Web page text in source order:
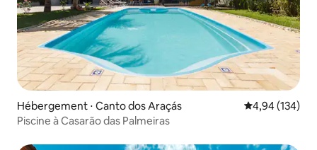
Hébergement ⋅ Canto dos Araçás Évaluation
4,94 (134)
Piscine à Casarão das Palmeiras